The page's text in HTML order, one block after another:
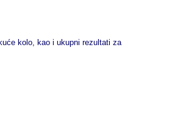
kolo, kao i ukupni rezultati za